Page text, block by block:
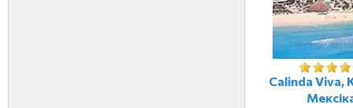
Calinda Viva,